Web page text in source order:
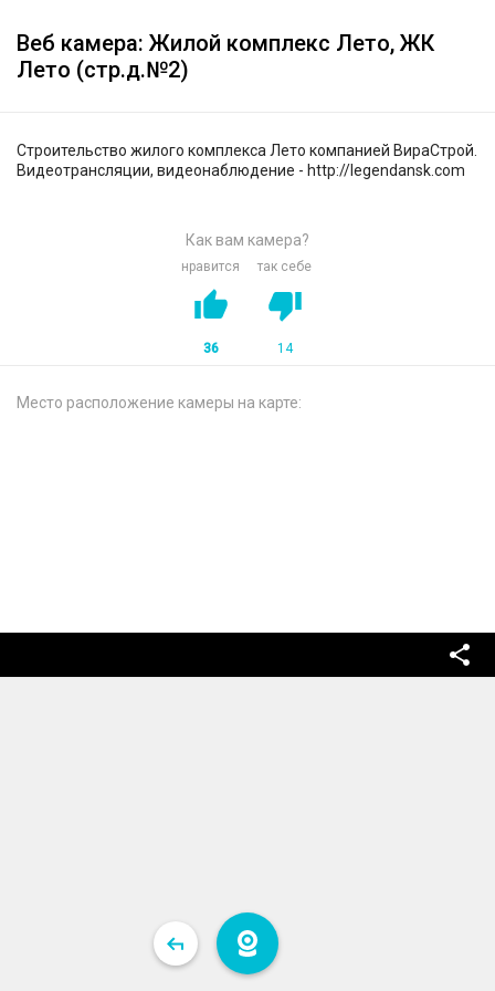
Веб камера: Жилой комплекс Лето, ЖК
Лето (стр.д.№2)
Строительство жилого комплекса Лето компанией ВираСтрой.
Видеотрансляции, видеонаблюдение - http://legendansk.com
Как вам камера?
нравится так себе
36 14
Место расположение камеры на карте: